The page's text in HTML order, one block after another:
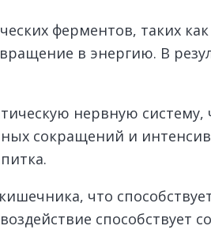
ферментов, таких
в энергию. В
нервную систему,
сокращений и
что
способствует